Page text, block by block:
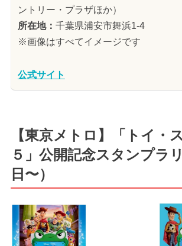
ントリー・プラザほか）
所在地： 千葉県浦安市舞浜1-4
※画像はすべてイメージです
公式サイト
【東京メトロ】「トイ・
５」公開記念スタンプラ
日〜）